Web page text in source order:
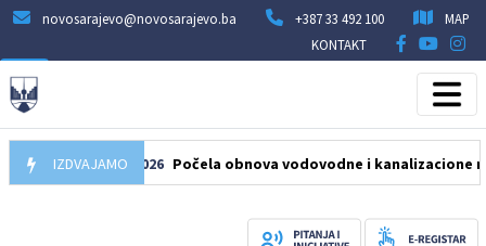
novosarajevo@novosarajevo.ba +387 33 492 100
MAP
KONTAKT
IZDVAJAMO
05.08.2026 Počela obnova vodovodne i kanalizacione mreže u